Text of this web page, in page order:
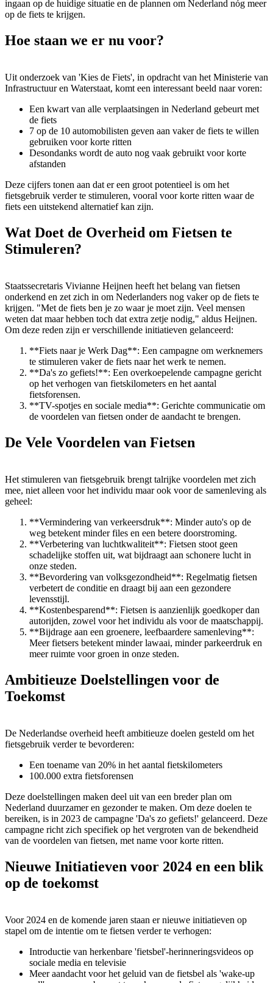
ingaan op de huidige situatie en de plannen om Nederland nóg meer
op de fiets te krijgen.
Hoe staan we er nu voor?
Uit onderzoek van 'Kies de Fiets', in opdracht van het Ministerie van
Infrastructuur en Waterstaat, komt een interessant beeld naar voren:
Een kwart van alle verplaatsingen in Nederland gebeurt met
de fiets
7 op de 10 automobilisten geven aan vaker de fiets te willen
gebruiken voor korte ritten
Desondanks wordt de auto nog vaak gebruikt voor korte
afstanden
Deze cijfers tonen aan dat er een groot potentieel is om het
fietsgebruik verder te stimuleren, vooral voor korte ritten waar de
fiets een uitstekend alternatief kan zijn.
Wat Doet de Overheid om Fietsen te
Stimuleren?
Staatssecretaris Vivianne Heijnen heeft het belang van fietsen
onderkend en zet zich in om Nederlanders nog vaker op de fiets te
krijgen. "Met de fiets ben je zo waar je moet zijn. Veel mensen
weten dat maar hebben toch dat extra zetje nodig," aldus Heijnen.
Om deze reden zijn er verschillende initiatieven gelanceerd:
**Fiets naar je Werk Dag**: Een campagne om werknemers
te stimuleren vaker de fiets naar het werk te nemen.
**Da's zo gefiets!**: Een overkoepelende campagne gericht
op het verhogen van fietskilometers en het aantal
fietsforensen.
**TV-spotjes en sociale media**: Gerichte communicatie om
de voordelen van fietsen onder de aandacht te brengen.
De Vele Voordelen van Fietsen
Het stimuleren van fietsgebruik brengt talrijke voordelen met zich
mee, niet alleen voor het individu maar ook voor de samenleving als
geheel:
**Vermindering van verkeersdruk**: Minder auto's op de
weg betekent minder files en een betere doorstroming.
**Verbetering van luchtkwaliteit**: Fietsen stoot geen
schadelijke stoffen uit, wat bijdraagt aan schonere lucht in
onze steden.
**Bevordering van volksgezondheid**: Regelmatig fietsen
verbetert de conditie en draagt bij aan een gezondere
levensstijl.
**Kostenbesparend**: Fietsen is aanzienlijk goedkoper dan
autorijden, zowel voor het individu als voor de maatschappij.
**Bijdrage aan een groenere, leefbaardere samenleving**:
Meer fietsers betekent minder lawaai, minder parkeerdruk en
meer ruimte voor groen in onze steden.
Ambitieuze Doelstellingen voor de
Toekomst
De Nederlandse overheid heeft ambitieuze doelen gesteld om het
fietsgebruik verder te bevorderen:
Een toename van 20% in het aantal fietskilometers
100.000 extra fietsforensen
Deze doelstellingen maken deel uit van een breder plan om
Nederland duurzamer en gezonder te maken. Om deze doelen te
bereiken, is in 2023 de campagne 'Da's zo gefiets!' gelanceerd. Deze
campagne richt zich specifiek op het vergroten van de bekendheid
van de voordelen van fietsen, met name voor korte ritten.
Nieuwe Initiatieven voor 2024 en een blik
op de toekomst
Voor 2024 en de komende jaren staan er nieuwe initiatieven op
stapel om de intentie om te fietsen verder te verhogen:
Introductie van herkenbare 'fietsbel'-herinneringsvideos op
sociale media en televisie
Meer aandacht voor het geluid van de fietsbel als 'wake-up